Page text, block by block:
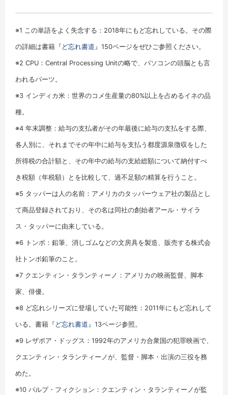
※1 この単語をよく失念する：2018年にもど忘れしている。その際
の詳細は書籍『 ど忘れ書道 』150ページをぜひご参照ください。
※2 CPU：Central Processing Unitの略で、パソコンの頭脳とも言
われるパーツ。
※3 インディカ米：世界のコメ生産量の80%以上を占めるイネの品
種。
※4 年末調整：給与の支払者がその年最後に給与の支払をする際、
各人別に、それまでその年中に給与を支払う都度源泉徴収をした
所得税の合計額と、その年中の給与の支給総額について納付すべ
き税額（年税額）とを比較して、過不足額の精算を行うこと。
※5 タッパーは人の名前：アメリカのタッパーウェア社の製品とし
て商品登録されており、その名は同社の創始者アール・サイラ
ス・タッパーに由来している。
※6 トンボ：鉛筆、消しゴムなどの文房具を製造、販売する株式会
社トンボ鉛筆のこと。
※7 クエンティン・タランティーノ：アメリカの映画監督、脚本
家、俳優。
※8 ど忘れシリーズに登場していた可能性：2011年にもど忘れして
いる。書籍『 ど忘れ書道 』13ページ参照。
※9 レザボア・ドッグス：1992年のアメリカ合衆国の犯罪映画で、
クエンティン・タランティーノが、監督・脚本・出演の三役を務
めた。
※10 パルプ・フィクション：クエンティン・タランティーノが監